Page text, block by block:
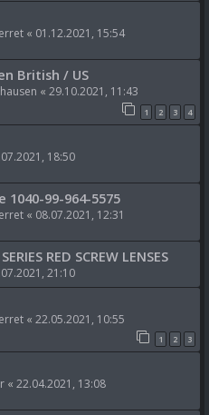
« 01.12.2021, 15:54
British / US
« 29.10.2021, 11:43
1 2 3 4
18:50
1040-99-964-5575
« 08.07.2021, 12:31
RED SCREW LENSES
21:10
« 22.05.2021, 10:55
1 2 3
« 22.04.2021, 13:08